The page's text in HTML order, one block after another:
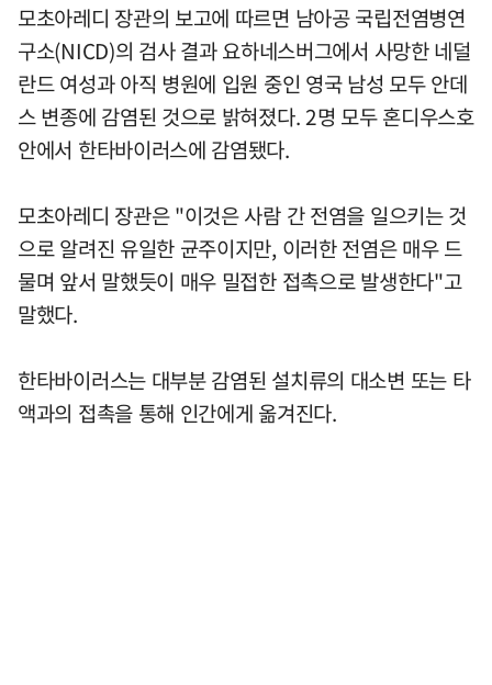
모초아레디 장관의 보고에 따르면 남아공 국립전염병연
구소(NICD)의 검사 결과 요하네스버그에서 사망한 네덜
란드 여성과 아직 병원에 입원 중인 영국 남성 모두 안데
스 변종에 감염된 것으로 밝혀졌다. 2명 모두 혼디우스호
안에서 한타바이러스에 감염됐다.
모초아레디 장관은 "이것은 사람 간 전염을 일으키는 것
으로 알려진 유일한 균주이지만, 이러한 전염은 매우 드
물며 앞서 말했듯이 매우 밀접한 접촉으로 발생한다"고
말했다.
한타바이러스는 대부분 감염된 설치류의 대소변 또는 타
액과의 접촉을 통해 인간에게 옮겨진다.